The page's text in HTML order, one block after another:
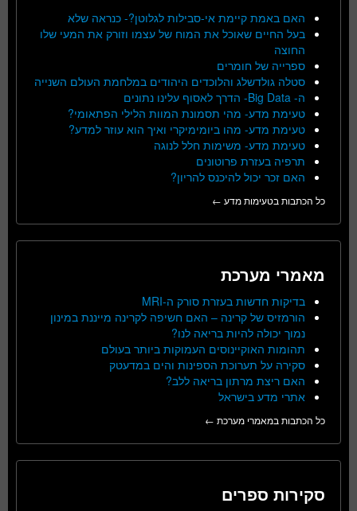
האם באמת קיימת אי-סבילות לגלוטן?- כנראה שלא
בעל החיים שאוכל את המוח של עצמו וזורק את המעי שלו
החוצה
ספרייה של חומרים
סטלה גולדשלג והלוכדים היהודים במלחמת העולם השנייה
ה- Big Data- הדרך לאסוף עלינו נתונים
טעימת מדע- מהי תסמונת המוות הלילי הפתאומי?
טעימת מדע- מהו ביומימיקרי ואיך הוא עוזר למדע?
טעימת מדע- משימות חלל לנוגה
תרפיה בעזרת פרוטונים
האם זכר יכול להיכנס להריון?
כל הכתבות בטעימות מדע ←
מאמרי מערכת
בדיקות חדשות בעזרת סורק ה-MRI
הורמזיס של קרינה – האם חשיפה לקרינה מייננת במינון
נמוך יכולה להיות בריאה לנו?
תהומות האוקיינוסים העמוקות ביותר בעולם
סקירה על תערוכת הספינות והים במדעטק
האם ריצת מרתון בריאה ללב?
אתרי מדע בישראל
כל הכתבות במאמרי מערכת ←
סקירות ספרים